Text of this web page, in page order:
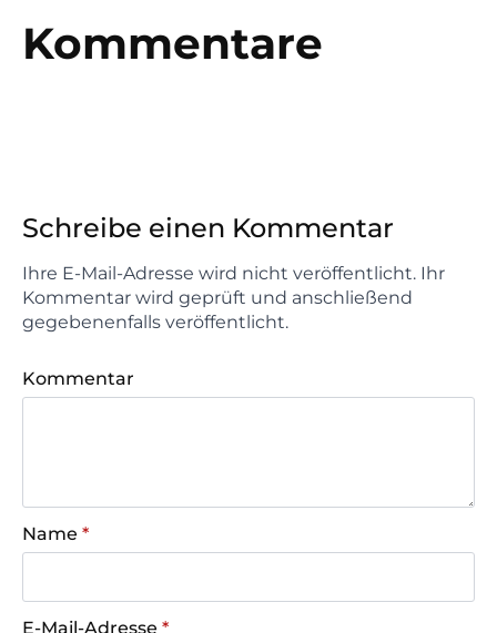
Kommentare
Schreibe einen Kommentar
Ihre E-Mail-Adresse wird nicht veröffentlicht. Ihr
Kommentar wird geprüft und anschließend
gegebenenfalls veröffentlicht.
Kommentar
Name *
E-Mail-Adresse *